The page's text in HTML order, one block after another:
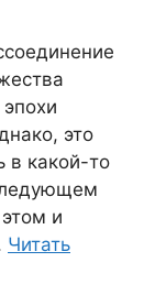
это
в какой-то
и
Читать